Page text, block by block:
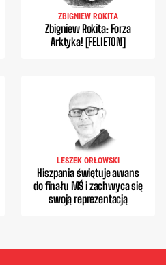
ZBIGNIEW ROKITA
Zbigniew Rokita: Forza
Arktyka! [FELIETON]
LESZEK ORŁOWSKI
Hiszpania świętuje awans
do finału MŚ i zachwyca się
swoją reprezentacją